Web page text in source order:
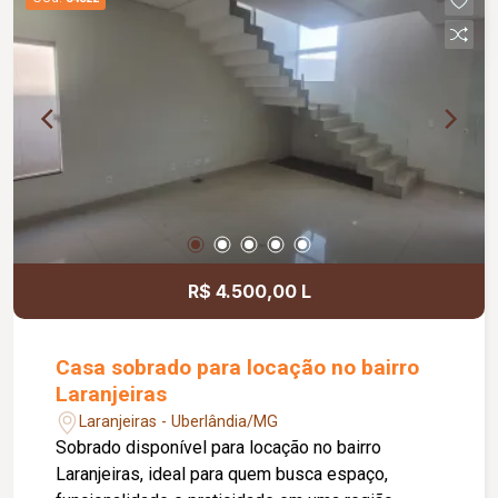
Lounge; Mini mercado; Academia; Coworking;
Centro estético; Espaço relax; Sauna; 03
elevadores atendendo a todos os pavimentos;
Empreendimento residencial com 25 pavimentos,
oferecendo completa estrutura de lazer, bem-
estar e praticidade.
R$ 4.500,00 L
Casa sobrado para locação no bairro
Laranjeiras
Laranjeiras - Uberlândia/MG
Sobrado disponível para locação no bairro
Laranjeiras, ideal para quem busca espaço,